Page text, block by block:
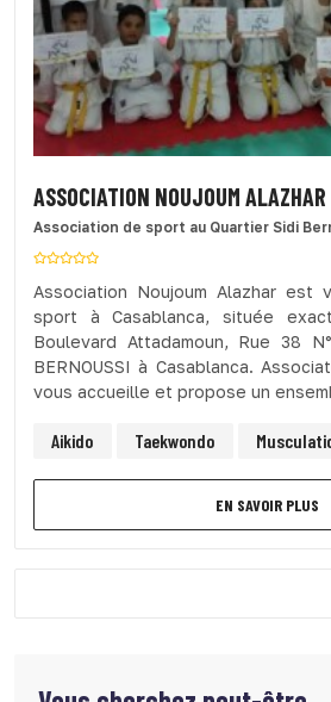
ASSOCIATION NOUJOUM ALAZHAR
Association de sport au Quartier Sidi
Association Noujoum Alazhar est
sport à Casablanca, située
Boulevard Attadamoun, Rue 38
BERNOUSSI à Casablanca.
vous accueille et propose un
Aikido Taekwondo
EN SAVOIR PLUS